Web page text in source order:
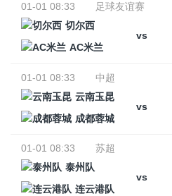
01-01 08:33
足球友谊赛
切尔西
vs
AC米兰
01-01 08:33
中超
云南玉昆
vs
成都蓉城
01-01 08:33
苏超
泰州队
vs
连云港队